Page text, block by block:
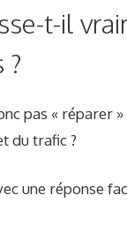
t-il
?
pas « réparer
du trafic ?
une réponse